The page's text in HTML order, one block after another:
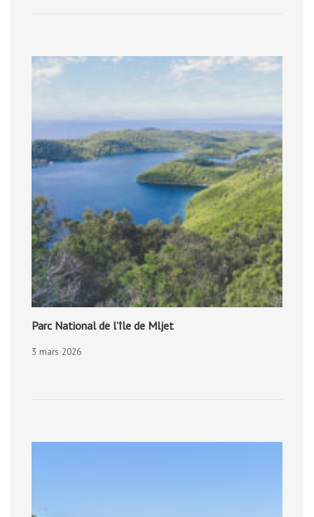
Parc National de l’île de Mljet
3 mars 2026